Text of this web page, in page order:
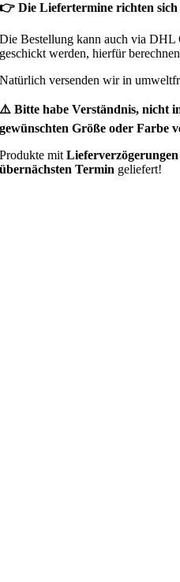
👉 Die Liefertermine richten sich
Die Bestellung kann auch via DHL
geschickt werden, hierfür
Natürlich versenden wir in
⚠️ Bitte habe Verständnis, nicht
gewünschten Größe oder Farbe
Produkte mitLieferverzögerungen
übernächsten Termin geliefert!